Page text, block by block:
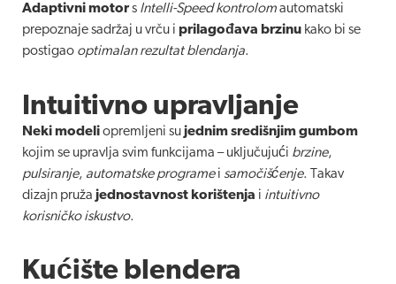
Adaptivni motors Intelli-Speed kontrolomautomatski
prepoznaje sadržaj u vrču i prilagođava brzinu kako bi se
postigao optimalan rezultat blendanja.
Intuitivno upravljanje
Neki modeliopremljeni sujednim središnjim gumbom
kojim se upravlja svim funkcijama – uključujući brzine,
pulsiranje, automatske programei samočišćenje. Takav
dizajn pruža jednostavnost korištenja i intuitivno
korisničko iskustvo.
Kućište blendera